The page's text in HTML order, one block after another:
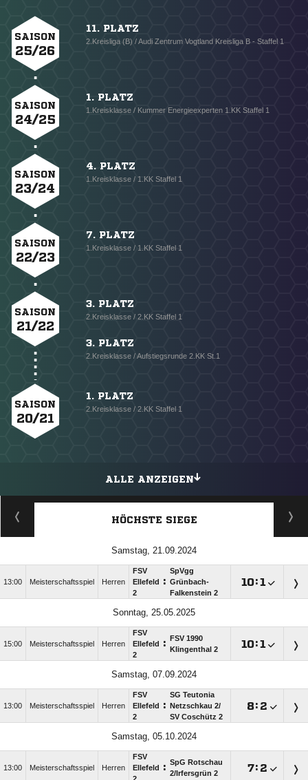
SAISON
25/26
11. PLATZ
2.Kreisliga (B) / Audi Zentrum Vogtland Kreisliga B - Staffel 1
SAISON
24/25
1. PLATZ
1.Kreisklasse / Kummer Energieexperten 1.KK Staffel 1
SAISON
23/24
4. PLATZ
1.Kreisklasse / 1.KK Staffel 1
SAISON
22/23
7. PLATZ
1.Kreisklasse / 1.KK Staffel 1
SAISON
21/22
3. PLATZ
2.Kreisklasse / 2.KK Staffel 1
3. PLATZ
2.Kreisklasse / Aufstiegsrunde 2.KK St.1
SAISON
20/21
1. PLATZ
2.Kreisklasse / 2.KK Staffel 1
ALLE ANZEIGEN
HÖCHSTE SIEGE
Samstag, 21.09.2024
13:00 Meisterschaftsspiel Herren
FSV
Ellefeld
2
:
SpVgg
Grünbach-
Falkenstein 2
:
Sonntag, 25.05.2025
15:00 Meisterschaftsspiel Herren
FSV
Ellefeld
2
:
FSV 1990
Klingenthal 2
:
Samstag, 07.09.2024
13:00 Meisterschaftsspiel Herren
FSV
Ellefeld
2
:
SG Teutonia
Netzschkau 2/​
SV Coschütz 2
: 
Samstag, 05.10.2024
13:00 Meisterschaftsspiel Herren
FSV
Ellefeld
: SpG Rotschau
2/​Irfersgrün 2
: 